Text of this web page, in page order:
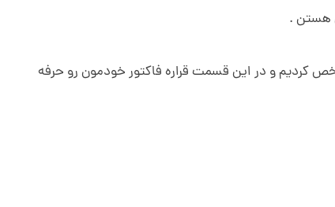
.
کردیم و در این قسمت قراره فاکتور خودمون رو حرفه